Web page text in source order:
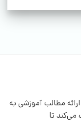
از 10 سال سابقه ارائه مطالب آموزشی به
تا